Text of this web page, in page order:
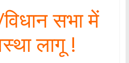
सभा में
लागू !